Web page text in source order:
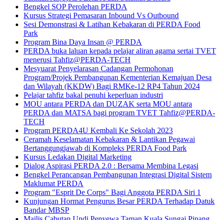
Bengkel SOP Perolehan PERDA
Kursus Strategi Pemasaran Inbound Vs Outbound
Sesi Demonstrasi & Latihan Kebakaran di PERDA Food
Park
Program Bina Daya Insan @ PERDA
PERDA buka laluan kepada pelajar aliran agama sertai TVET
menerusi Tahfiz@PERDA-TECH
Mesyuarat Penyelarasan Cadangan Permohonan
Program/Projek Pembangunan Kementerian Kemajuan Desa
dan Wilayah (KKDW) Bagi RMKe-12 RP4 Tahun 2024
Pelajar tahfiz bakal penuhi keperluan industri
MOU antara PERDA dan DUZAK serta MOU antara
PERDA dan MATSA bagi program TVET Tahfiz@PERDA-
TECH
Program PERDA4U Kembali Ke Sekolah 2023
Ceramah Keselamatan Kebakaran & Lantikan Pegawai
Bertanggungjawab di Kompleks PERDA Food Park
Kursus Ledakan Digital Marketing
Dialog Aspirasi PERDA 2.0 : Bersama Membina Legasi
Bengkel Perancangan Pembangunan Integrasi Digital Sistem
Maklumat PERDA
Program "Esprit De Corps" Bagi Anggota PERDA Siri 1
Kunjungan Hormat Pengurus Besar PERDA Terhadap Datuk
Bandar MBSP